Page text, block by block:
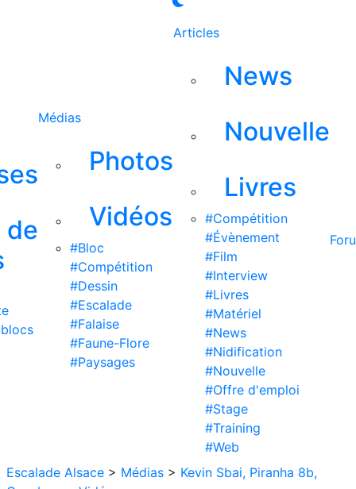
de
Médias
Photos
Vidéos
#Bloc
#Compétition
#Dessin
#Escalade
#Falaise
#Faune-Flore
#Paysages
Articles
News
Nouvelle
Livres
#Compétition
#Évènement
#Film
#Interview
#Livres
#Matériel
#News
#Nidification
#Nouvelle
#Offre d'emploi
#Stage
#Training
#Web
Escalade Alsace > Médias > Kevin Sbai, Piranha 8b,